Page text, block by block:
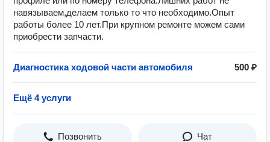
навязываем,делаем только то что необходимо.Опыт
работы более 10 лет.При крупном ремонте можем сами
приобрести запчасти.
Диагностика ходовой части автомобиля 500 ₽
Ещё 4 услуги
Позвонить Чат